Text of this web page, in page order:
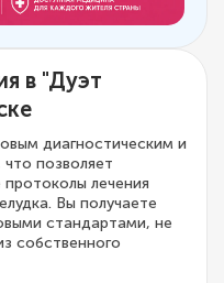
в "Дуэт
диагностическим и
позволяет
лечения
Вы получаете
стандартами, не
собственного